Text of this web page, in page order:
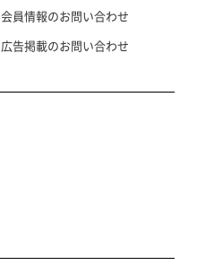
会員情報のお問い合わせ
広告掲載のお問い合わせ